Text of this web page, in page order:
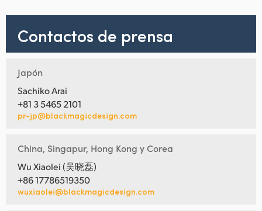
Contactos de prensa
Japón
Sachiko Arai
+81 3 5465 2101
pr-jp@blackmagicdesign.com
China, Singapur, Hong Kong y Corea
Wu Xiaolei (吴晓磊)
+86 17786519350
wuxiaolei@blackmagicdesign.com